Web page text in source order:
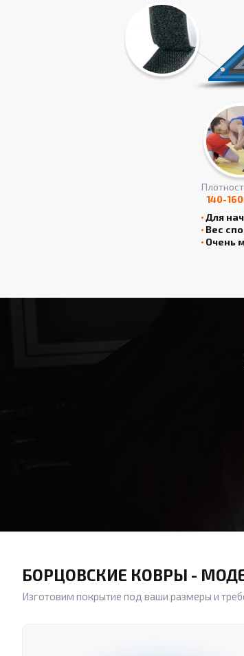
140-
Для
Вес
Очень
БОРЦОВСКИЕ КОВРЫ -
Изготовим покрытие под ваши размеры и